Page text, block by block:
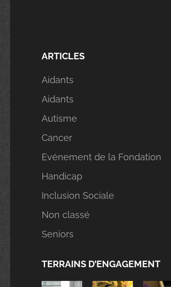
ARTICLES
Aidants
Aidants
Autisme
Cancer
Evénement de la Fondation
Handicap
Inclusion Sociale
Non classé
Seniors
TERRAINS D’ENGAGEMENT